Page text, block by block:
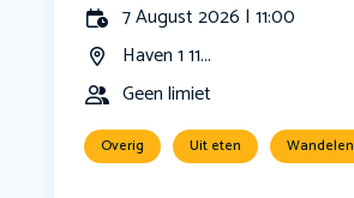
7 August 2026 | 11:00
Haven 1 11...
Geen limiet
Overig Uit eten Wandelen